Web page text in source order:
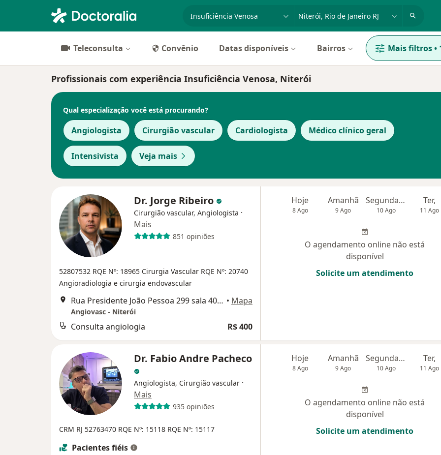
especialidade, doença ou nomecidade ou região
Teleconsulta Convênio Datas disponíveis Bairros Mais filtros•
Profissionais com experiência Insuficiência Venosa, Niterói
Qual especialização você está procurando?
Angiologista Cirurgião vascular Cardiologista Médico clínico geral
Intensivista Veja mais
Dr. Jorge Ribeiro
Cirurgião vascular, Angiologista ·
Mais
851 opiniões
52807532 RQE Nº: 18965 Cirurgia Vascular RQE Nº: 20740
Angioradiologia e cirurgia endovascular
Rua Presidente João Pessoa 299 sala 401, Niterói • Mapa
Angiovasc - Niterói
Consulta angiologia R$ 400
Hoje
8 Ago
Amanhã
9 Ago
Segunda-feira
10 Ago
Ter,
11 Ago
O agendamento online não está
disponível
Solicite um atendimento
Dr. Fabio Andre Pacheco
Angiologista, Cirurgião vascular ·
Mais
935 opiniões
CRM RJ 52763470 RQE Nº: 15118 RQE Nº: 15117
Pacientes fiéis
Hoje
8 Ago
Amanhã
9 Ago
Segunda-feira
10 Ago
Ter,
11 Ago
O agendamento online não está
disponível
Solicite um atendimento